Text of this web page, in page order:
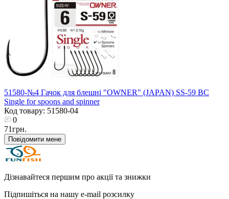
51580-№4 Гачок для блешні "OWNER" (JAPAN) SS-59 BC
Single for spoons and spinner
Код товару: 51580-04
0
71грн.
Повідомити мене
Дізнавайтеся першим про акції та знижки
Підпишіться на нашу e-mail розсилку